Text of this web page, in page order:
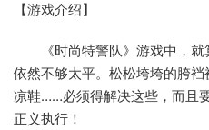
【游戏介绍】
《时尚特警队》游戏中，就
依然不够太平。松松垮垮的胯
凉鞋……必须得解决这些，而且
正义执行！